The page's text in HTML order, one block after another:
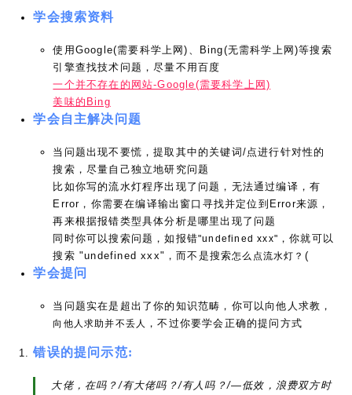
学会搜索资料
使用Google(需要科学上网)、Bing(无需科学上网)等搜索
引擎查找技术问题，尽量不用百度
一个并不存在的网站-Google(需要科学上网)
美味的Bing
学会自主解决问题
当问题出现不要慌，提取其中的关键词/点进行针对性的
搜索，尽量自己独立地研究问题
比如你写的流水灯程序出现了问题，无法通过编译，有
Error，你需要在编译输出窗口寻找并定位到Error来源，
再来根据报错类型具体分析是哪里出现了问题
同时你可以搜索问题，如报错"undefined xxx" ，你就可以
搜索 "undefined xxx"，而不是搜索怎么点流水灯？ (
学会提问
当问题实在是超出了你的知识范畴，你可以向他人求教，
向他人求助并不丢人 ，不过你要学会正确的提问方式
错误的提问示范:
大佬，在吗？/有大佬吗？/有人吗？/—低效，浪费双方时